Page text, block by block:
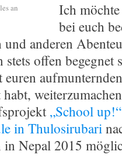
an
Ich
bei euch
und anderen
stets offen begegnet
„School up!“
in Thulosirubari
in Nepal 2015